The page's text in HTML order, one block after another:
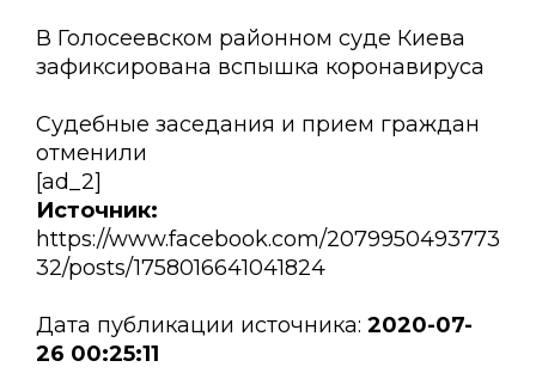
В Голосеевском районном суде Киева
зафиксирована вспышка коронавируса
Судебные заседания и прием граждан
отменили
[ad_2]
Источник:
https://www.facebook.com/2079950493773
32/posts/1758016641041824
Дата публикации источника: 2020-07-
26 00:25:11